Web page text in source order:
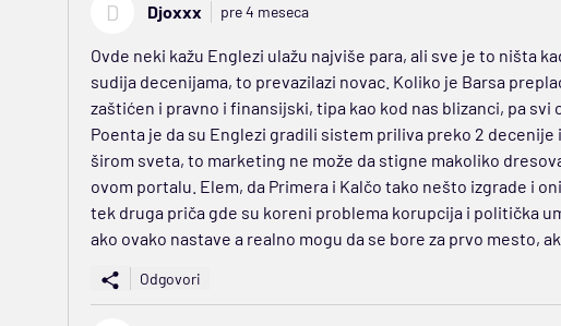
D Djoxxx pre 4 meseca
Ovde neki kažu Englezi ulažu najviše para, ali sve je to ništa
sudija decenijama, to prevazilazi novac. Koliko je Barsa
zaštićen i pravno i finansijski, tipa kao kod nas blizanci, pa
Poenta je da su Englezi gradili sistem priliva preko 2
širom sveta, to marketing ne može da stigne makoliko
ovom portalu. Elem, da Primera i Kalčo tako nešto izgrade i
tek druga priča gde su koreni problema korupcija i politička
ako ovako nastave a realno mogu da se bore za prvo mesto,
Odgovori